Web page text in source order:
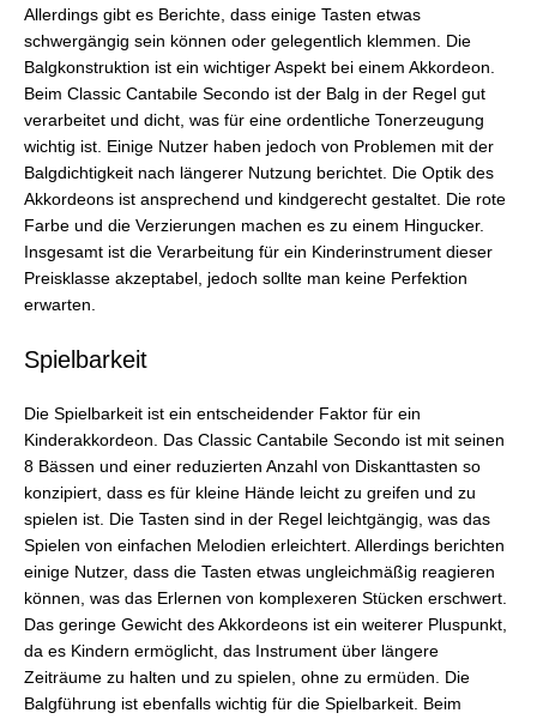
Allerdings gibt es Berichte, dass einige Tasten etwas
schwergängig sein können oder gelegentlich klemmen. Die
Balgkonstruktion ist ein wichtiger Aspekt bei einem Akkordeon.
Beim Classic Cantabile Secondo ist der Balg in der Regel gut
verarbeitet und dicht, was für eine ordentliche Tonerzeugung
wichtig ist. Einige Nutzer haben jedoch von Problemen mit der
Balgdichtigkeit nach längerer Nutzung berichtet. Die Optik des
Akkordeons ist ansprechend und kindgerecht gestaltet. Die rote
Farbe und die Verzierungen machen es zu einem Hingucker.
Insgesamt ist die Verarbeitung für ein Kinderinstrument dieser
Preisklasse akzeptabel, jedoch sollte man keine Perfektion
erwarten.
Spielbarkeit
Die Spielbarkeit ist ein entscheidender Faktor für ein
Kinderakkordeon. Das Classic Cantabile Secondo ist mit seinen
8 Bässen und einer reduzierten Anzahl von Diskanttasten so
konzipiert, dass es für kleine Hände leicht zu greifen und zu
spielen ist. Die Tasten sind in der Regel leichtgängig, was das
Spielen von einfachen Melodien erleichtert. Allerdings berichten
einige Nutzer, dass die Tasten etwas ungleichmäßig reagieren
können, was das Erlernen von komplexeren Stücken erschwert.
Das geringe Gewicht des Akkordeons ist ein weiterer Pluspunkt,
da es Kindern ermöglicht, das Instrument über längere
Zeiträume zu halten und zu spielen, ohne zu ermüden. Die
Balgführung ist ebenfalls wichtig für die Spielbarkeit. Beim